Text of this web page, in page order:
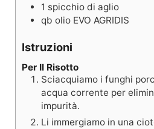
1 spicchio di aglio
qb olio EVO AGRIDIS
Istruzioni
Per Il Risotto
Sciacquiamo i funghi
acqua corrente per
impurità.
Li immergiamo in una